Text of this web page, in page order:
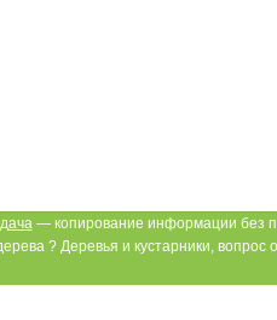
— копирование информации без
? Деревья и кустарники, вопрос